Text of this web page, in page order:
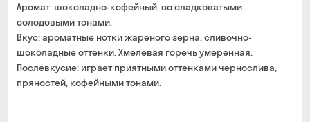
Аромат: шоколадно-кофейный, со сладковатыми
солодовыми тонами.
Вкус: ароматные нотки жареного зерна, сливочно-
шоколадные оттенки. Хмелевая горечь умеренная.
Послевкусие: играет приятными оттенками чернослива,
пряностей, кофейными тонами.